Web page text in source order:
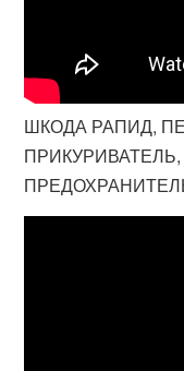
ШКОДА РАПИД,